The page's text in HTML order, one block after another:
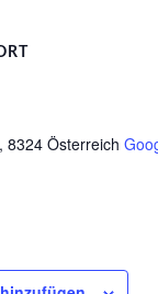
, 8324 Österreich